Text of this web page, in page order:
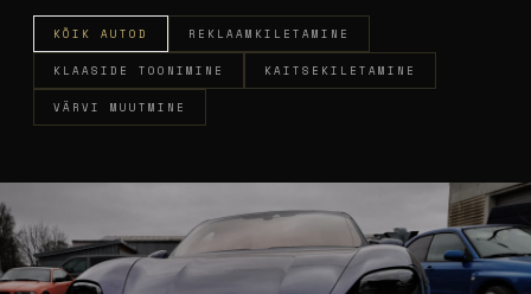
KÕIK AUTOD REKLAAMKILETAMINE
KLAASIDE TOONIMINE KAITSEKILETAMINE
VÄRVI MUUTMINE